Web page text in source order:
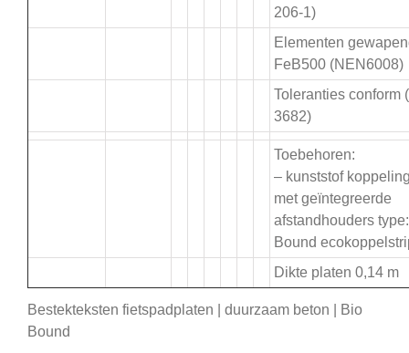
206-1)
Elementen
FeB500 (NEN6008)
Toleranties conform
3682)
Toebehoren:
– kunststof
met geïntegreerde
afstandhouders
Bound
Dikte platen 0,14 m
Bestekteksten fietspadplaten | duurzaam beton | Bio
Bound